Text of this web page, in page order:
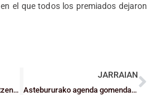
el que todos los premiados dejaron
Erkidegoko lehiaketetan aritzen diren bizkaitar senior taldeen jardunaldiaren laburpena (azaroak 20-22)
JARRAIAN
Astebururako agenda gomendagarria